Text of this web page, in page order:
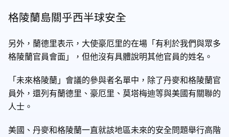
格陵蘭島關乎西半球安全
另外，蘭德里表示，大使豪厄里的在場「有利於我們與眾多
格陵蘭官員會面」，但他沒有具體說明其他官員的姓名。
「未來格陵蘭」會議的參與者名單中，除了丹麥和格陵蘭官
員外，還列有蘭德里、豪厄里、莫塔梅迪等與美國有關聯的
人士。
美國、丹麥和格陵蘭一直就該地區未來的安全問題舉行高階